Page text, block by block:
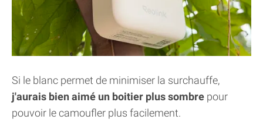
Si le blanc permet de minimiser la surchauffe,
j'aurais bien aimé un boitier plus sombre pour
pouvoir le camoufler plus facilement.